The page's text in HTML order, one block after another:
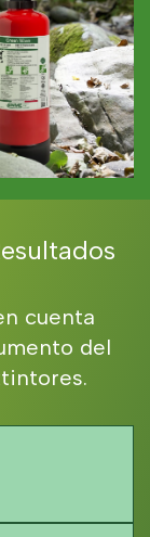
cuenta
del